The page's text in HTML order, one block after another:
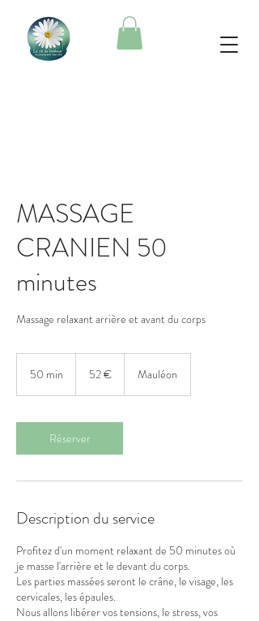
MASSAGE
CRANIEN 50
minutes
Massage relaxant arrière et avant du corps
50 min
i
n
52 € Mauléon
Réserver
Description du service
Profitez d'un moment relaxant de 50 minutes où
je masse l'arrière et le devant du corps.
Les parties massées seront le crâne, le visage, les
cervicales, les épaules.
Nous allons libérer vos tensions, le stress, vos